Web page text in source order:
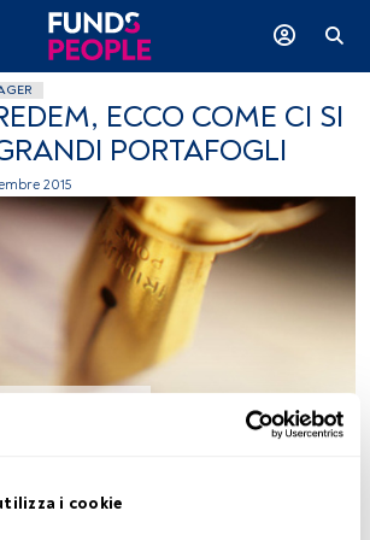
i cookie
ECCO COME CI SI
PORTAFOGLI
2015